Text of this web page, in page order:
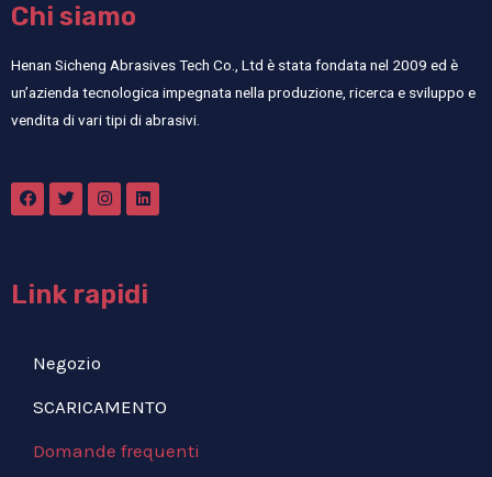
Chi siamo
Henan Sicheng Abrasives Tech Co., Ltd è stata fondata nel 2009 ed è
un’azienda tecnologica impegnata nella produzione, ricerca e sviluppo e
vendita di vari tipi di abrasivi.
Link rapidi
Negozio
SCARICAMENTO
Domande frequenti